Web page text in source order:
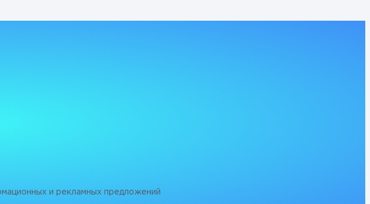
и рекламных предложений